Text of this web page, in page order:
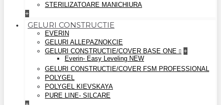
STERILIZATOARE MANICHIURA
+
GELURI CONSTRUCTIE
EVERIN
GELURI ALLEPAZNOKCIE
GELURI CONSTRUCTIE/COVER BASE ONE
+
Everin- Easy Leveling NEW
GELURI CONSTRUCTIE/COVER FSM PROFESSIONAL
POLYGEL
POLYGEL KIEVSKAYA
PURE LINE- SILCARE